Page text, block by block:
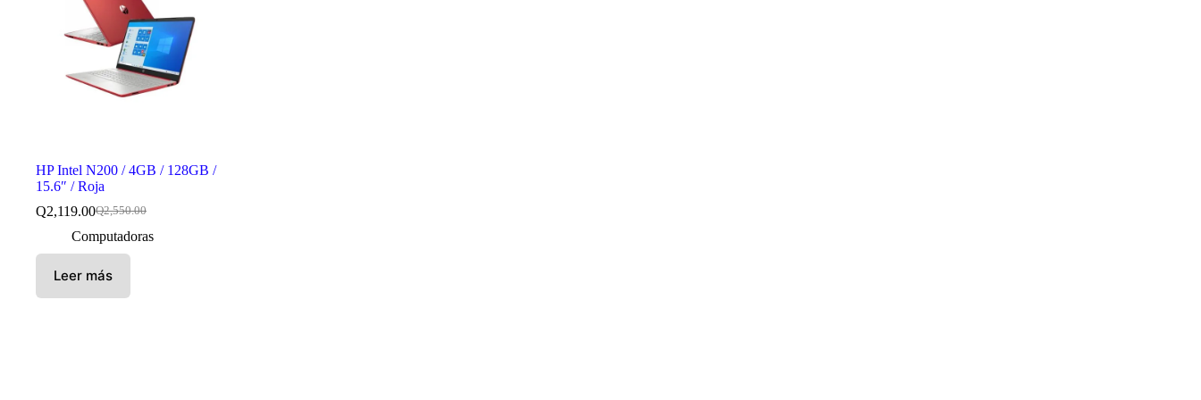
HP Intel N200 / 4GB / 128GB /
15.6″ / Roja
Q2,550.00
El
precio
original
era:
Q2,550.00.
Q2,119.00El
precio
actual
es:
Q2,119.00.
Computadoras
Leer más